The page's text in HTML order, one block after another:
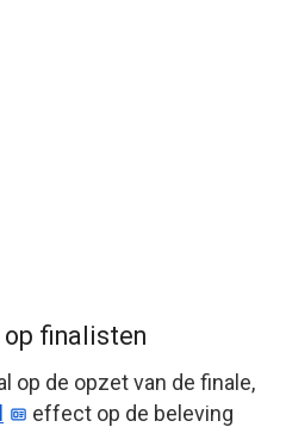
finalisten
op de opzet van de finale,
effect op de beleving